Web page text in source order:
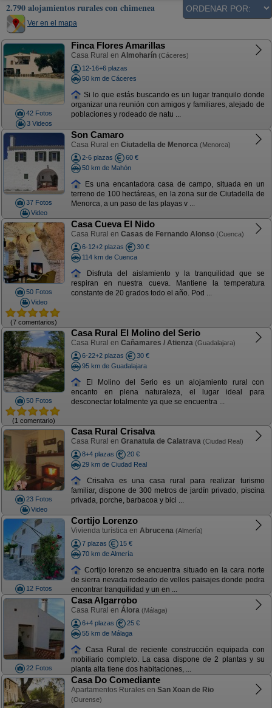
2.790 alojamientos rurales con chimenea
Ver en el mapa
42 Fotos
3 Videos
Finca Flores Amarillas
Casa Rural en Almoharín (Cáceres)
12-16+6 plazas
50 km de Cáceres
Si lo que estás buscando es un lugar tranquilo donde
organizar una reunión con amigos y familiares, alejado de
poblaciones y rodeado de natu ...
37 Fotos
Video
Son Camaro
Casa Rural en Ciutadella de Menorca (Menorca)
2-6 plazas
60 €
50 km de Mahón
Es una encantadora casa de campo, situada en un
terreno de 100 hectáreas, en la zona sur de Ciutadella de
Menorca, a un paso de las playas v ...
50 Fotos
Video
(7 comentarios)
Casa Cueva El Nido
Casa Rural en Casas de Fernando Alonso (Cuenca)
6-12+2 plazas
30 €
114 km de Cuenca
Disfruta del aislamiento y la tranquilidad que se
respiran en nuestra cueva. Mantiene la temperatura
constante de 20 grados todo el año. Pod ...
50 Fotos
(1 comentario)
Casa Rural El Molino del Serio
Casa Rural en Cañamares / Atienza (Guadalajara)
6-22+2 plazas
30 €
95 km de Guadalajara
El Molino del Serio es un alojamiento rural con
encanto en plena naturaleza, el lugar ideal para
desconectar totalmente ya que se encuentra ...
23 Fotos
Video
Casa Rural Crisalva
Casa Rural en Granatula de Calatrava (Ciudad Real)
8+4 plazas
20 €
29 km de Ciudad Real
Crisalva es una casa rural para realizar turismo
familiar, dispone de 300 metros de jardín privado, piscina
privada, porche, barbacoa y bici ...
12 Fotos
Cortijo Lorenzo
Vivienda turística en Abrucena (Almería)
7 plazas
15 €
70 km de Almería
Cortijo lorenzo se encuentra situado en la cara norte
de sierra nevada rodeado de vellos paisajes donde podra
encontrar tranquilidad y un en ...
22 Fotos
Casa Algarrobo
Casa Rural en Álora (Málaga)
6+4 plazas
25 €
55 km de Málaga
Casa Rural de reciente construcción equipada con
mobiliario completo. La casa dispone de 2 plantas y su
planta alta tiene dos habitaciones, ...
Casa Do Comediante
Apartamentos Rurales en San Xoan de Rio
(Ourense)